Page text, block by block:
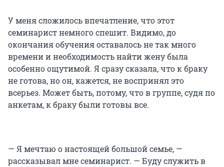
У меня сложилось впечатление, что этот
семинарист немного спешит. Видимо, до
окончания обучения оставалось не так много
времени и необходимость найти жену была
особенно ощутимой. Я сразу сказала, что к браку
не готова, но он, кажется, не воспринял это
всерьез. Может быть, потому, что в группе, судя по
анкетам, к браку были готовы все.
— Я мечтаю о настоящей большой семье, —
рассказывал мне семинарист. — Буду служить в